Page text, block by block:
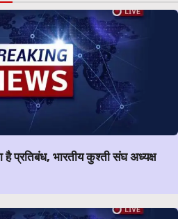
प्रतिबंध, भारतीय कुश्ती संघ अध्यक्ष